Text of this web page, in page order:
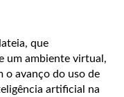
que
um ambiente virtual,
o avanço do uso de
artificial na